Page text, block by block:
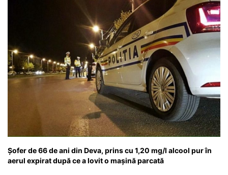
Șofer de 66 de ani din Deva, prins cu 1,20 mg/l alcool pur în
aerul expirat după ce a lovit o mașină parcată